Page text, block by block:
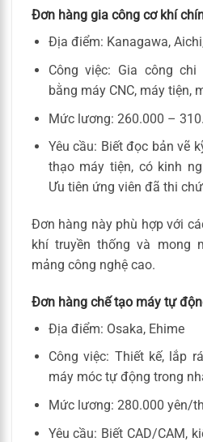
Đơn hàng gia công cơ khí
Địa điểm: Kanagawa,
Công việc: Gia công
bằng máy CNC, máy tiện,
Mức lương: 260.000 –
Yêu cầu: Biết đọc bản vẽ
thạo máy tiện, có kinh
Ưu tiên ứng viên đã thi
Đơn hàng này phù hợp với
khí truyền thống và mong
mảng công nghệ cao.
Đơn hàng chế tạo máy tự
Địa điểm: Osaka, Ehime
Công việc: Thiết kế, lắp
máy móc tự động trong
Mức lương: 280.000 yên/
Yêu cầu: Biết CAD/CAM,